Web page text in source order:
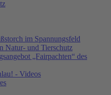
im Spannungsfeld
Natur- und Tierschutz
„Fairpachten“ des
- Videos